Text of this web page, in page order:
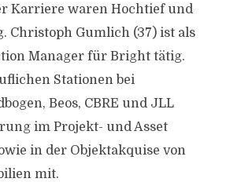
Karriere waren Hochtief und
Christoph Gumlich (37) ist als
Manager für Bright tätig.
Stationen bei
Beos, CBRE und JLL
im Projekt- und Asset
in der Objektakquise von
mit.